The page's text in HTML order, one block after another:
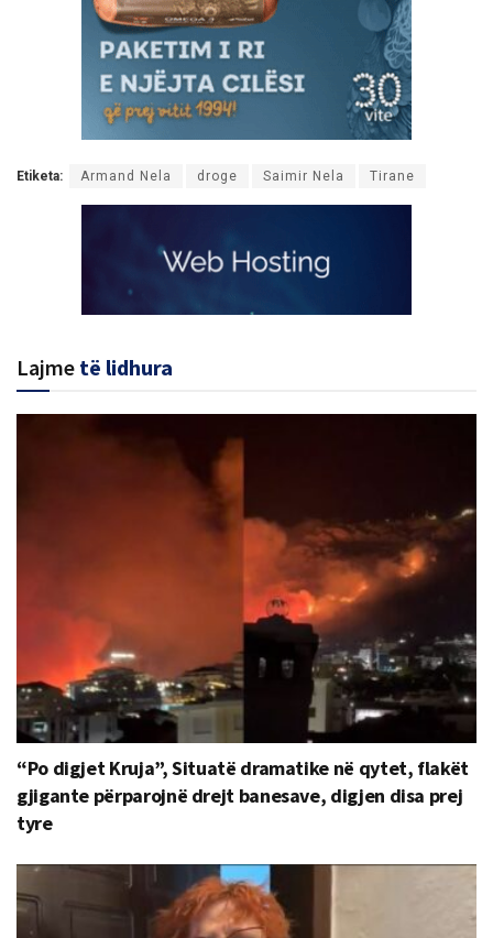
Etiketa: Armand Nela droge Saimir Nela Tirane
Lajme të lidhura
“Po digjet Kruja”, Situatë dramatike në qytet, flakët
gjigante përparojnë drejt banesave, digjen disa prej
tyre